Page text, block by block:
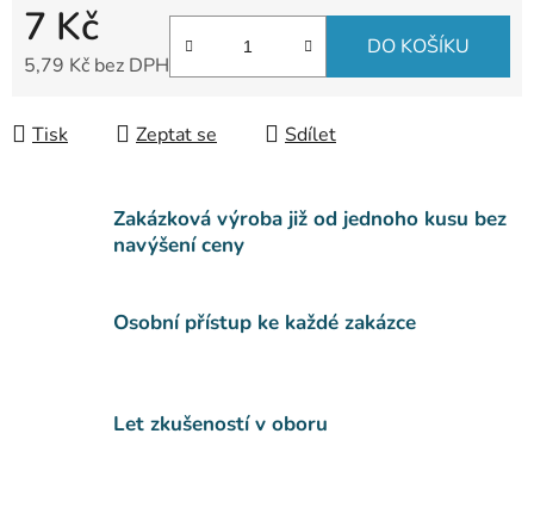
7 Kč
5,79 Kč bez DPH
DO KOŠÍKU
Tisk Zeptat se Sdílet
Zakázková výroba již od jednoho kusu bez
navýšení ceny
Osobní přístup ke každé zakázce
Let zkušeností v oboru